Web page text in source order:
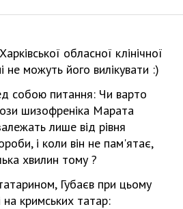
обласної клінічної
не можуть його вилікувати :)
собою питання: Чи варто
шизофреніка Марата
лише від рівня
і коли він не пам'ятає,
хвилин тому ?
Губаєв при цьому
на кримських татар: